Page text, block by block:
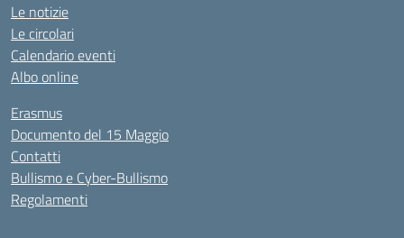
Le notizie
Le circolari
Calendario eventi
Albo online
Erasmus
Documento del 15 Maggio
Contatti
Bullismo e Cyber-Bullismo
Regolamenti